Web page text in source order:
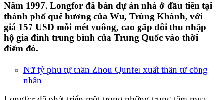
Năm 1997, Longfor đã bán dự án nhà ở đầu tiên tại
thành phố quê hương của Wu, Trùng Khánh, với
giá 157 USD mỗi mét vuông, cao gấp đôi thu nhập
hộ gia đình trung bình của Trung Quốc vào thời
điểm đó.
Nữ tỷ phú tự thân Zhou Qunfei xuất thân từ công
nhân